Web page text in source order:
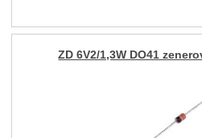
ZD 6V2/1,3W DO41